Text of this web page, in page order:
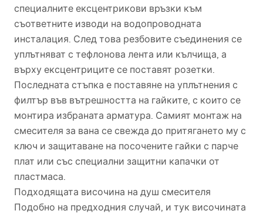
специалните ексцентрикови връзки към
съответните изводи на водопроводната
инсталация. След това резбовите съединения се
уплътняват с тефлонова лента или кълчища, а
върху ексцентриците се поставят розетки.
Последната стъпка е поставяне на уплътнения с
филтър във вътрешността на гайките, с които се
монтира избраната арматура. Самият монтаж на
смесителя за вана се свежда до притягането му с
ключ и защитаване на посочените гайки с парче
плат или със специални защитни капачки от
пластмаса.
Подходящата височина на душ смесителя
Подобно на предходния случай, и тук височината